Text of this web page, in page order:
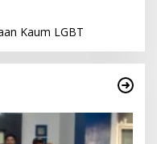
Kaum LGBT